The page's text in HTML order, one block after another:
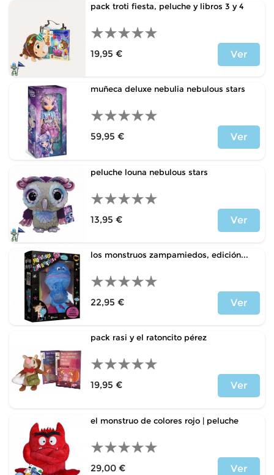
pack troti fiesta, peluche y libros 3 y 4
19,95 €
Ver
muñeca deluxe nebulia nebulous stars
59,95 €
Ver
peluche louna nebulous stars
13,95 €
Ver
los monstruos zampamiedos, edición...
22,95 €
Ver
pack rasi y el ratoncito pérez
19,95 €
Ver
el monstruo de colores rojo | peluche
29,00 €
Ver